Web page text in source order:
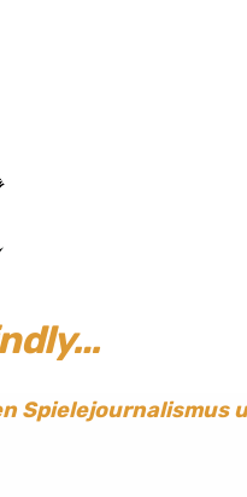
Spielejournalismus